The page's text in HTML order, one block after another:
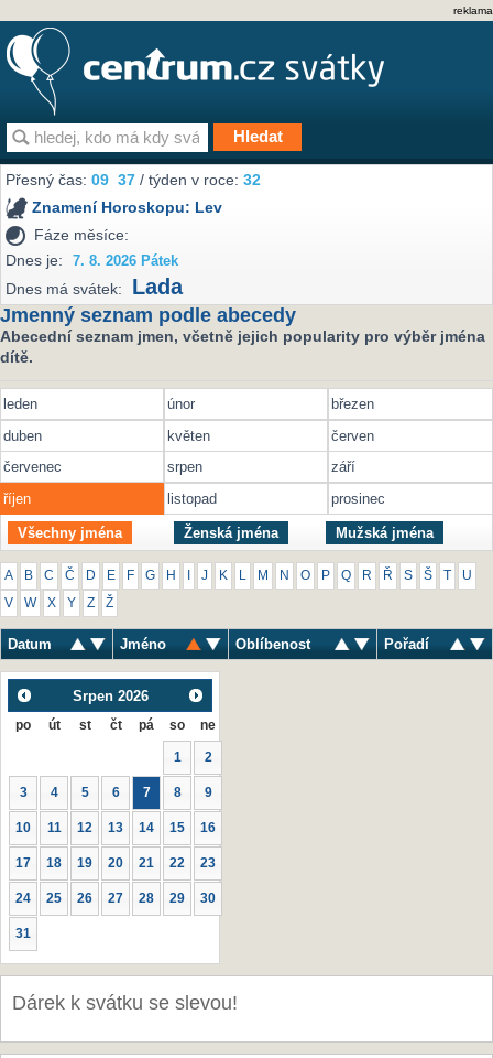
reklama
Přesný čas:09 37 / týden v roce:32
Znamení Horoskopu: Lev
Fáze měsíce:
Dnes je:
7. 8. 2026 Pátek
Dnes má svátek: Lada
Jmenný seznam podle abecedy
Abecední seznam jmen, včetně jejich popularity pro výběr jména
dítě.
leden únor
březen
duben
květen
červen
červenec
srpen
září
říjen
listopad prosinec
Všechny jména Ženská jména Mužská jména
A B C Č D E F G H J K M N O P Q R Ř S Š U
V W X Y Z Ž
Datum Jméno Oblíbenost Pořadí
Srpen 2026
po út st čt pá so ne
1 2
3 4 5 6 7 8 9
10 11 12 13 14 15 16
17 18 19 20 21 22 23
24 25 26 27 28 29 30
31
Dárek k svátku se slevou!